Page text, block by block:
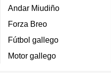
Andar Miudiño
Forza Breo
Fútbol gallego
Motor gallego